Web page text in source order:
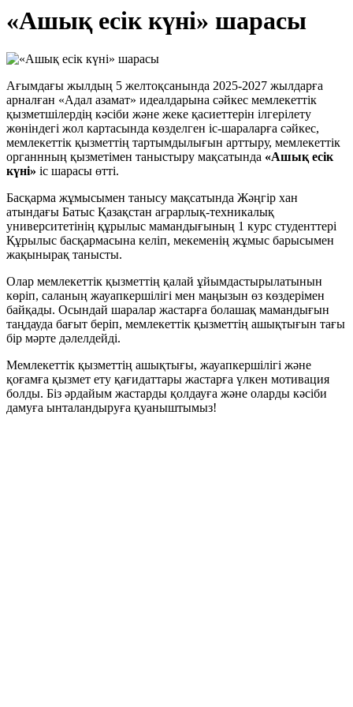
«Ашық есік күні» шарасы
Ағымдағы жылдың 5 желтоқсанында 2025-2027 жылдарға
арналған «Адал азамат» идеалдарына сәйкес мемлекеттік
қызметшілердің кәсіби және жеке қасиеттерін ілгерілету
жөніндегі жол картасында көзделген іс-шараларға сәйкес,
мемлекеттік қызметтің тартымдылығын арттыру, мемлекеттік
органнның қызметімен таныстыру мақсатында «Ашық есік
күні» іс шарасы өтті.
Басқарма жұмысымен танысу мақсатында Жәңгір хан
атындағы Батыс Қазақстан аграрлық-техникалық
университетінің құрылыс мамандығының 1 курс студенттері
Құрылыс басқармасына келіп, мекеменің жұмыс барысымен
жақынырақ танысты.
Олар мемлекеттік қызметтің қалай ұйымдастырылатынын
көріп, саланың жауапкершілігі мен маңызын өз көздерімен
байқады. Осындай шаралар жастарға болашақ мамандығын
таңдауда бағыт беріп, мемлекеттік қызметтің ашықтығын тағы
бір мәрте дәлелдейді.
Мемлекеттік қызметтің ашықтығы, жауапкершілігі және
қоғамға қызмет ету қағидаттары жастарға үлкен мотивация
болды. Біз әрдайым жастарды қолдауға және оларды кәсіби
дамуға ынталандыруға қуаныштымыз!